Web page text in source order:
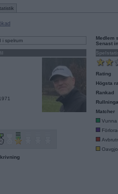
i spelrum
Medlem
Senast
Rating
Högsta
Rankad
Matcher
Vunna